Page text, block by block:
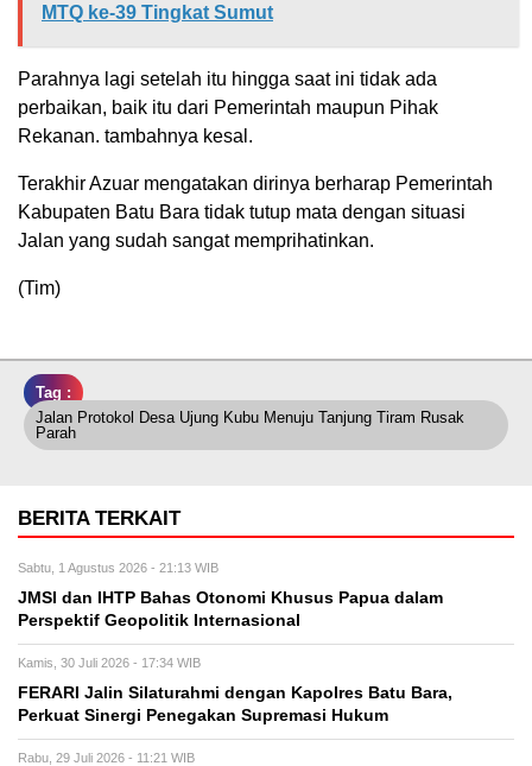
MTQ ke-39 Tingkat Sumut
Parahnya lagi setelah itu hingga saat ini tidak ada
perbaikan, baik itu dari Pemerintah maupun Pihak
Rekanan. tambahnya kesal.
Terakhir Azuar mengatakan dirinya berharap Pemerintah
Kabupaten Batu Bara tidak tutup mata dengan situasi
Jalan yang sudah sangat memprihatinkan.
(Tim)
Tag :
Jalan Protokol Desa Ujung Kubu Menuju Tanjung Tiram Rusak
Parah
BERITA TERKAIT
Sabtu, 1 Agustus 2026 - 21:13 WIB
JMSI dan IHTP Bahas Otonomi Khusus Papua dalam
Perspektif Geopolitik Internasional
Kamis, 30 Juli 2026 - 17:34 WIB
FERARI Jalin Silaturahmi dengan Kapolres Batu Bara,
Perkuat Sinergi Penegakan Supremasi Hukum
Rabu, 29 Juli 2026 - 11:21 WIB